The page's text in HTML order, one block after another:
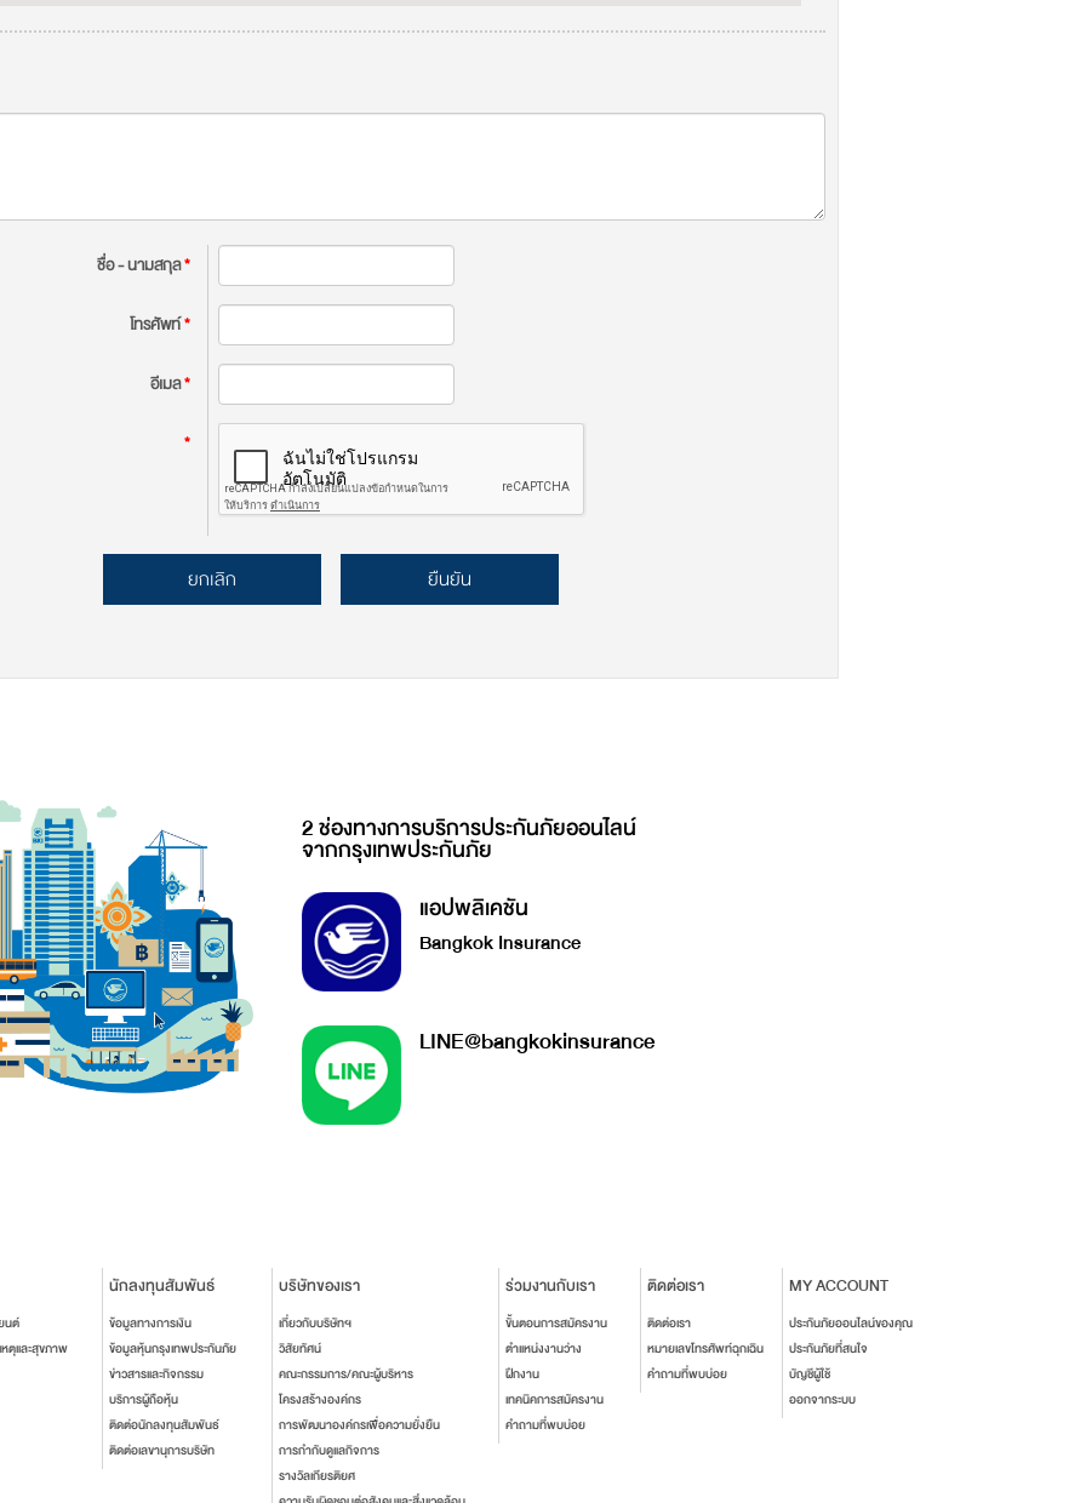
ชื่อ - นามสกุล*
โทรศัพท์*
อีเมล*
*
ยกเลิก ยืนยัน
2 ช่องทางการบริการประกันภัยออนไลน์
จากกรุงเทพประกันภัย
แอปพลิเคชัน
Bangkok Insurance
LINE@bangkokinsurance
นต์
ตุและสุขภาพ
นักลงทุนสัมพันธ์
ข้อมูลทางการเงิน
ข้อมูลหุ้นกรุงเทพประกันภัย
ข่าวสารและกิจกรรม
บริการผู้ถือหุ้น
ติดต่อนักลงทุนสัมพันธ์
ติดต่อเลขานุการบริษัท
บริษัทของเรา
เกี่ยวกับบริษัทฯ
วิสัยทัศน์
คณะกรรมการ/คณะผู้บริหาร
โครงสร้างองค์กร
การพัฒนาองค์กรเพื่อความยั่งยืน
การกำกับดูแลกิจการ
รางวัลเกียรติยศ
ร่วมงานกับเรา
ขั้นตอนการสมัครงาน
ตำแหน่งงานว่าง
ฝึกงาน
เทคนิคการสมัครงาน
คำถามที่พบบ่อย
ติดต่อเรา
ติดต่อเรา
หมายเลขโทรศัพท์ฉุกเฉิน
คำถามที่พบบ่อย
MY ACCOUNT
ประกันภัยออนไลน์ของคุณ
ประกันภัยที่สนใจ
บัญชีผู้ใช้
ออกจากระบบ